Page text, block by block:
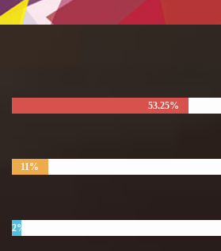
53.25%
11%
2%